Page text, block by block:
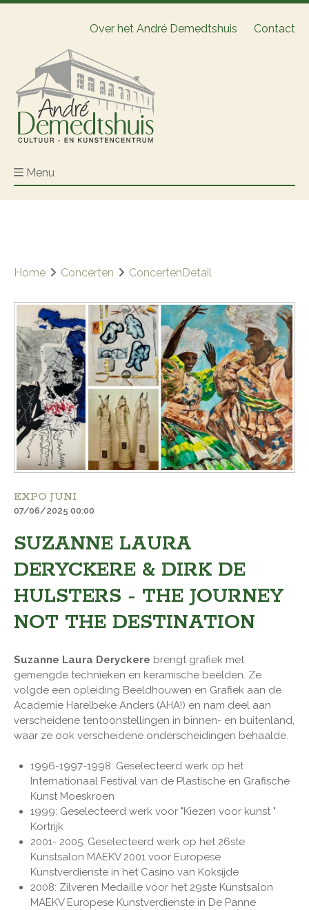
Over het André Demedtshuis Contact
Menu
Home Concerten ConcertenDetail
EXPO JUNI
07/06/2025 00:00
SUZANNE LAURA
DERYCKERE & DIRK DE
HULSTERS - THE JOURNEY
NOT THE DESTINATION
Suzanne Laura Deryckere brengt grafiek met
gemengde technieken en keramische beelden. Ze
volgde een opleiding Beeldhouwen en Grafiek aan de
Academie Harelbeke Anders (AHA!) en nam deel aan
verscheidene tentoonstellingen in binnen- en buitenland,
waar ze ook verscheidene onderscheidingen behaalde.
1996-1997-1998: Geselecteerd werk op het
Internationaal Festival van de Plastische en Grafische
Kunst Moeskroen
1999: Geselecteerd werk voor "Kiezen voor kunst "
Kortrijk
2001- 2005: Geselecteerd werk op het 26ste
Kunstsalon MAEKV 2001 voor Europese
Kunstverdienste in het Casino van Koksijde
2008: Zilveren Medaille voor het 29ste Kunstsalon
MAEKV Europese Kunstverdienste in De Panne